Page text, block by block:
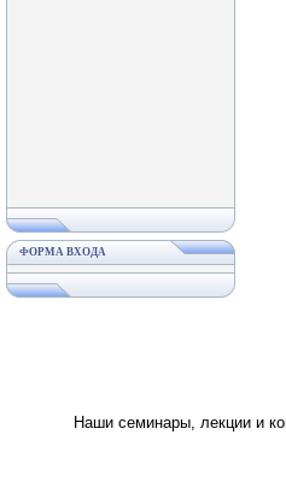
ФОРМА ВХОДА
Наши семинары, лекции и